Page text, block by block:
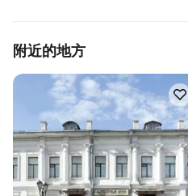
附近的地方